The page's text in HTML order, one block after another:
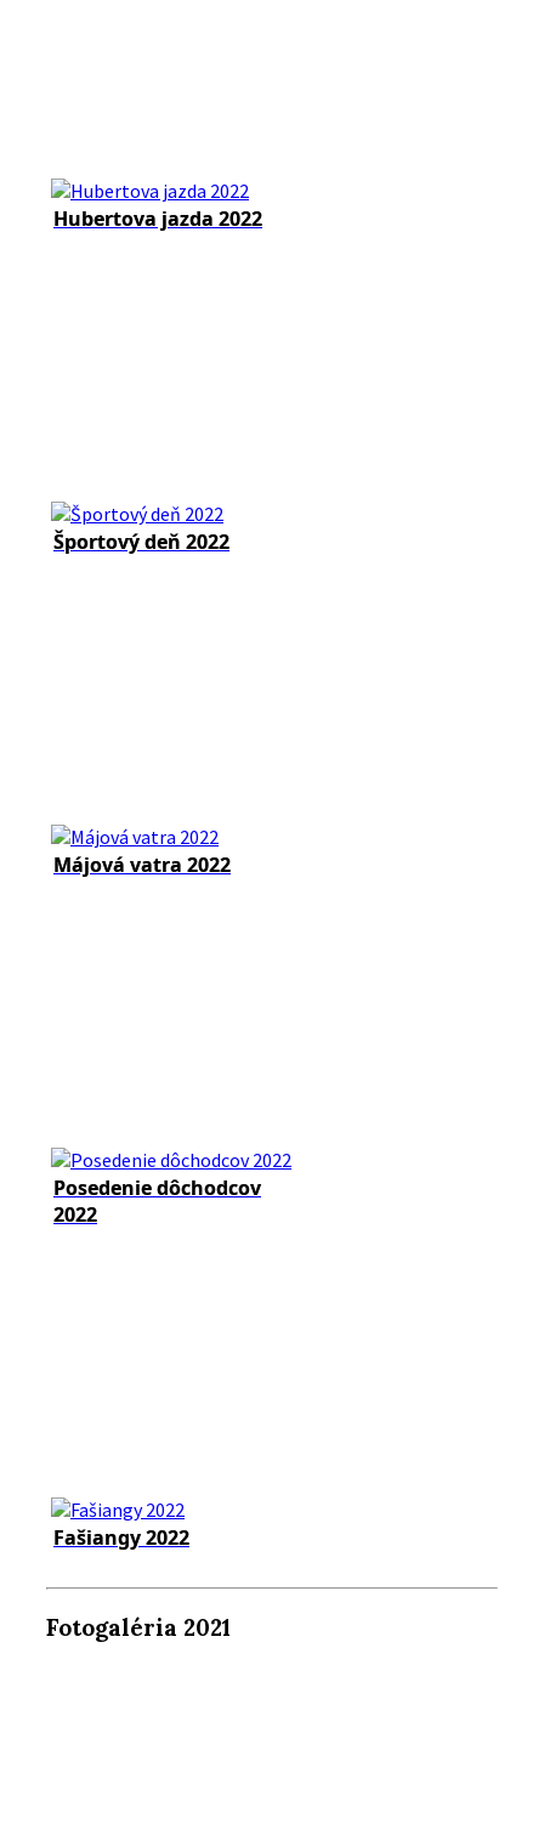
Hubertova jazda 2022
Športový deň 2022
Májová vatra 2022
Posedenie dôchodcov
2022
Fašiangy 2022
Fotogaléria 2021